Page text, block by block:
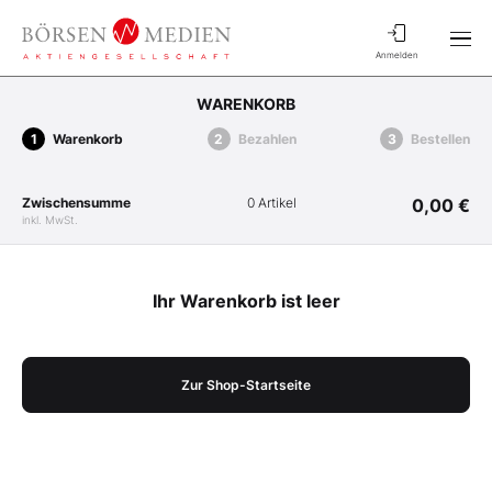
Anmelden
WARENKORB
Warenkorb Bezahlen Bestellen
Zwischensumme
inkl. MwSt.
0 Artikel 0,00 €
Ihr Warenkorb ist leer
Zur Shop-Startseite